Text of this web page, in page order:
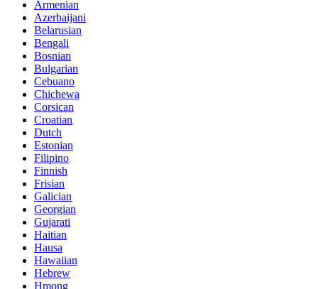
Armenian
Azerbaijani
Belarusian
Bengali
Bosnian
Bulgarian
Cebuano
Chichewa
Corsican
Croatian
Dutch
Estonian
Filipino
Finnish
Frisian
Galician
Georgian
Gujarati
Haitian
Hausa
Hawaiian
Hebrew
Hmong